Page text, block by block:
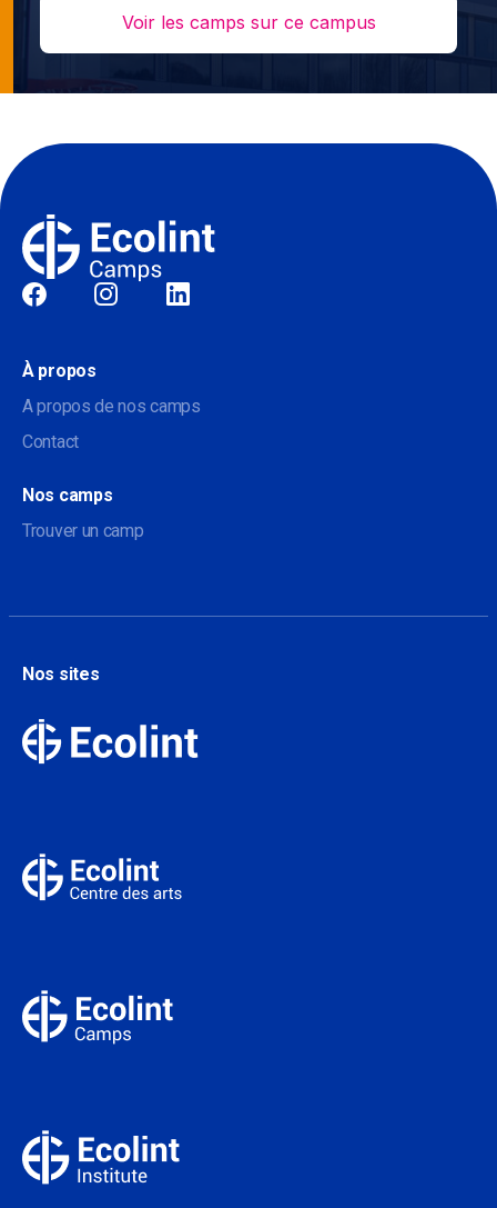
Voir les camps sur ce campus
Sociale
À propos
A propos de nos camps
Contact
Nos camps
Trouver un camp
Nos sites